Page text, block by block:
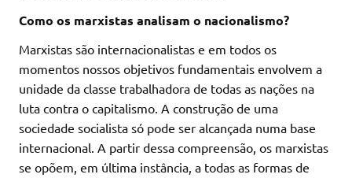
Como os marxistas analisam o nacionalismo?
Marxistas são internacionalistas e em todos os
momentos nossos objetivos fundamentais envolvem a
unidade da classe trabalhadora de todas as nações na
luta contra o capitalismo. A construção de uma
sociedade socialista só pode ser alcançada numa base
internacional. A partir dessa compreensão, os marxistas
se opõem, em última instância, a todas as formas de